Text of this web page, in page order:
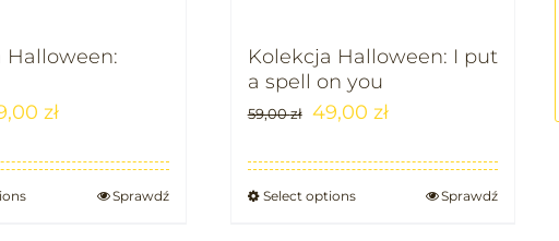
Halloween:
zł
Sprawdź
Kolekcja Halloween: I put
a spell on you
59,00zł 49,00 zł
Select options Sprawdź